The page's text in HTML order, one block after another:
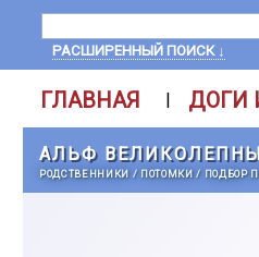
РАСШИРЕННЫЙ ПОИСК ↓
ГЛАВНАЯ | ДОГИ
АЛЬФ
РОДСТВЕННИКИ / ПОТОМКИ/ ПОДБОР